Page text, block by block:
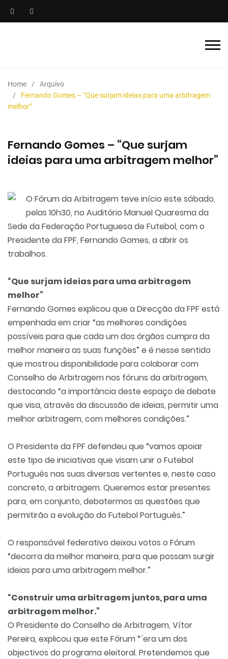
Home
Arquivo
Fernando Gomes – “Que surjam ideias para uma arbitragem
melhor”
Fernando Gomes – “Que surjam
ideias para uma arbitragem melhor”
O Fórum da Arbitragem teve início este sábado,
pelas 10h30, no Auditório Manuel Quaresma da
Sede da Federação Portuguesa de Futebol, com o
Presidente da FPF, Fernando Gomes, a abrir os
trabalhos.
“Que surjam ideias para uma arbitragem
melhor”
Fernando Gomes explicou que a Direcção da FPF está
empenhada em criar “as melhores condições
possíveis para que cada um dos órgãos cumpra da
melhor maneira as suas funções” e é nesse sentido
que mostrou disponibilidade para colaborar com
Conselho de Arbitragem nos fóruns da arbitragem,
destacando “a importância deste espaço de debate
que visa, através da discussão de ideias, permitir uma
melhor arbitragem, com melhores condições.”
O Presidente da FPF defendeu que “vamos apoiar
este tipo de iniciativas que visam unir o Futebol
Português nas suas diversas vertentes e, neste caso
concreto, a arbitragem. Queremos estar presentes
para, em conjunto, debatermos as questões que
permitirão a evolução do Futebol Português.”
O responsável federativo deixou votos o Fórum
“decorra da melhor maneira, para que possam surgir
ideias para uma arbitragem melhor.”
“Construir uma arbitragem juntos, para uma
arbitragem melhor.”
O Presidente do Conselho de Arbitragem, Vítor
Pereira, explicou que este Fórum “´era um dos
objectivos do programa eleitoral. Pretendemos que